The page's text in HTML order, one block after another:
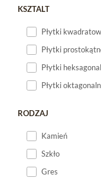
KSZTALT
Płytki
Płytki
Płytki
Płytki
RODZAJ
Kamień
Szkło
Gres